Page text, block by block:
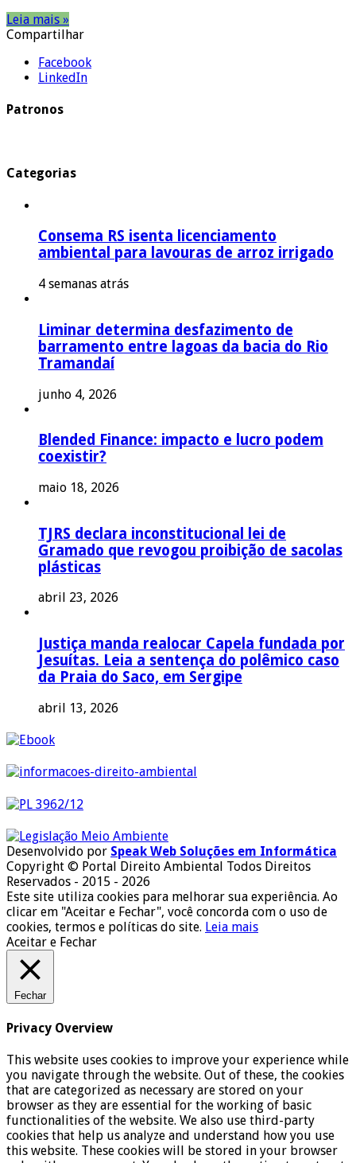
Leia mais »
Compartilhar
Facebook
LinkedIn
Patronos
Categorias
Consema RS isenta licenciamento
ambiental para lavouras de arroz irrigado
4 semanas atrás
Liminar determina desfazimento de
barramento entre lagoas da bacia do Rio
Tramandaí
junho 4, 2026
Blended Finance: impacto e lucro podem
coexistir?
maio 18, 2026
TJRS declara inconstitucional lei de
Gramado que revogou proibição de sacolas
plásticas
abril 23, 2026
Justiça manda realocar Capela fundada por
Jesuítas. Leia a sentença do polêmico caso
da Praia do Saco, em Sergipe
abril 13, 2026
Desenvolvido por Speak Web Soluções em Informática
Copyright © Portal Direito Ambiental Todos Direitos
Reservados - 2015 - 2026
Este site utiliza cookies para melhorar sua experiência. Ao
clicar em "Aceitar e Fechar", você concorda com o uso de
cookies, termos e políticas do site. Leia mais
Aceitar e Fechar
Fechar
Privacy Overview
This website uses cookies to improve your experience while
you navigate through the website. Out of these, the cookies
that are categorized as necessary are stored on your
browser as they are essential for the working of basic
functionalities of the website. We also use third-party
cookies that help us analyze and understand how you use
this website. These cookies will be stored in your browser